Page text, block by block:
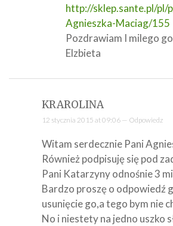
http://sklep.sante.pl/pl/
Agnieszka-Maciag/155
Pozdrawiam I milego
Elzbieta
KRAROLINA
12 stycznia 2015 at 09:06 — Odpowiedz
Witam serdecznie Pani
Również podpisuję się pod
Pani Katarzyny odnośnie 3
Bardzo proszę o odpowiedź
usunięcie go,a tego bym nie
No i niestety na jedno uszko